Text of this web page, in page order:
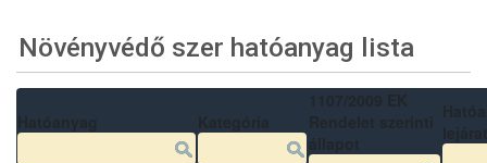
Növényvédő szer hatóanyag lista